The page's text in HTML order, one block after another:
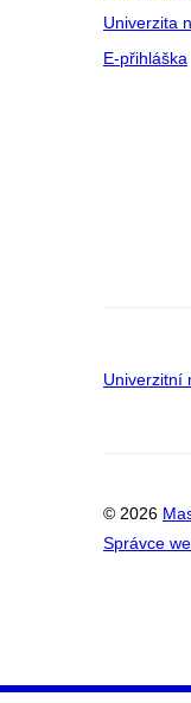
Univerzita
E-přihláška
Univerzitní
© 2026
Správce